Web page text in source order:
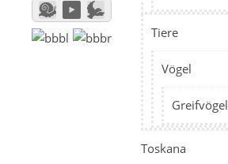
Tiere
Vögel
Greifvögel
Toskana